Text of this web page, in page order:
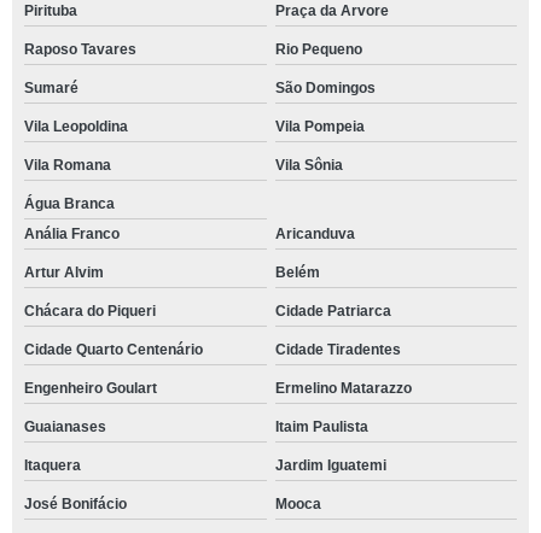
Pirituba Praça da Arvore
Raposo Tavares Rio Pequeno
Sumaré São Domingos
Vila Leopoldina Vila Pompeia
Vila Romana Vila Sônia
Água Branca
Anália Franco
Aricanduva
Artur Alvim Belém
Chácara do Piqueri Cidade Patriarca
Cidade Quarto Centenário Cidade Tiradentes
Engenheiro Goulart Ermelino Matarazzo
Guaianases Itaim Paulista
Itaquera Jardim Iguatemi
José Bonifácio Mooca